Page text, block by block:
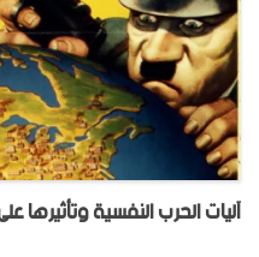
آليات الحرب النفسية وتأثيرها